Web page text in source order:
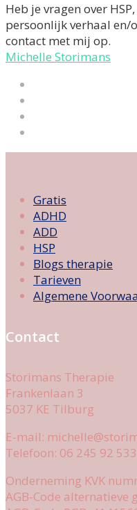
Heb je vragen over
persoonlijk verhaal
contact met mij op.
Michelle Storimans
Gratis
ADHD
ADD
HSP
Blogs therapie
Tarieven
Algemene
Contact
Storimans Therapie
Frankenlaan 3
5037 KE Tilburg
E-mail:
Telefoon: 06 245 92 533
Onderneming KVK
AGB-Code alternatieve